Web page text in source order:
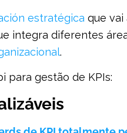
estratégica que vai
integra diferentes
.
para gestão de KPIs: